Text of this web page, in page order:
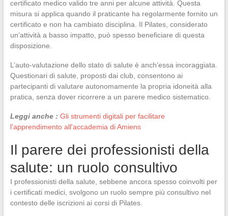
certificato medico valido tre anni per alcune attività. Questa
misura si applica quando il praticante ha regolarmente fornito un
certificato e non ha cambiato disciplina. Il Pilates, considerato
un’attività a basso impatto, può spesso beneficiare di questa
disposizione.
L’auto-valutazione dello stato di salute è anch’essa incoraggiata.
Questionari di salute, proposti dai club, consentono ai
partecipanti di valutare autonomamente la propria idoneità alla
pratica, senza dover ricorrere a un parere medico sistematico.
Leggi anche : Gli strumenti digitali per facilitare
l'apprendimento all'accademia di Amiens
Il parere dei professionisti della
salute: un ruolo consultivo
I professionisti della salute, sebbene ancora spesso coinvolti per
i certificati medici, svolgono un ruolo sempre più consultivo nel
contesto delle iscrizioni ai corsi di Pilates.